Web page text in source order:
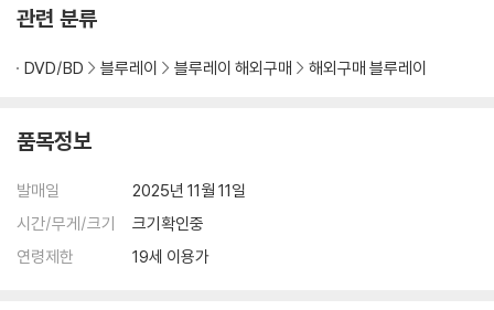
하며 4K Ultra HD를 지원하는 전용 플레이어, 4K 이상의 화질을 구현
※ 4K블루레이, 3D 블루레이 재생 관련 안내
이어를 사용하셔야 합니다. 더불어 플레이어 소프트웨어 최신 버전의 업데
이트, 대용량 케이블 사용이 필수입니다.
2) 3D 블루레이는 전용 플레이어와 3D 지원 TV를 통해서만 재생 가능합
관련 분류
DVD/BD 블루레이 블루레이 해외구매 해외구매 블루레이
품목정보
발매일
2025년 11월 11일
시간/무게/크기
크기확인중
연령제한
19세 이용가